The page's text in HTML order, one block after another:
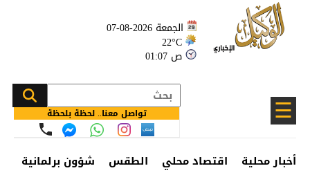
الجمعة 2026-08-07
22°C
01:07 ص
☰ تواصل معنا.. لحظة بلحظة
أخبار محلية اقتصاد محلي الطقس شؤون برلمانية